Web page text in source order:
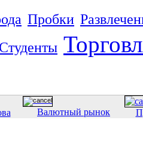
Пробки
Студенты
Валютный рынок